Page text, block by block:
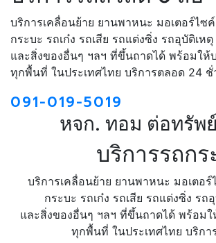
บริการเคลื่อนย้าย ยานพาหนะ มอเตอร์ไซ
กระบะ รถเก๋ง รถเสีย รถแต่งซิ่ง รถอุบัติเหตุ
และสิ่งของอื่นๆ ฯลฯ ที่ขึ้นถาดได้ พร้อมให้
ทุกพื้นที่ ในประเทศไทย บริการตลอด 24 ชั่
091-019-5019
หจก. ทอม ต่อทรัพ
บริการรถก
บริการเคลื่อนย้าย ยานพาหนะ มอเตอ
กระบะ รถเก๋ง รถเสีย รถแต่งซิ่ง รถ
และสิ่งของอื่นๆ ฯลฯ ที่ขึ้นถาดได้ พร้อม
ทุกพื้นที่ ในประเทศไทย บริก